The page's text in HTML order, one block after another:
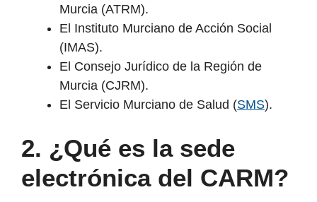
Murcia (ATRM).
El Instituto Murciano de Acción Social
(IMAS).
El Consejo Jurídico de la Región de
Murcia (CJRM).
El Servicio Murciano de Salud (SMS).
2. ¿Qué es la sede
electrónica del CARM?